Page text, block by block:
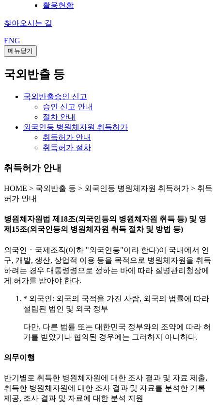
활용현황
찾아오시는 길
ENG
메뉴닫기
국외반출 등
국외반출승인 신고
승인 신고 안내
절차 안내
외국인등 병원체자원 취득허가
취득허가 안내
취득허가 절차
취득허가 안내
HOME > 국외반출 등 > 외국인등 병원체자원 취득허가 > 취득
허가 안내
병원체자원법 제18조(외국인등의 병원체자원 취득 등) 및 영
제15조(외국인등의 병원체자원 취득 절차 및 방법 등)
외국인ㆍ국제조직(이하 "외국인등"이라 한다)이 국내에서 연
구, 개발, 생산, 상업적 이용 등을 목적으로 병원체자원을 취득
하려는 경우 대통령령으로 정하는 바에 따라 질병관리청장에
게 허가를 받아야 한다.
* 외국인: 외국의 국적을 가진 사람, 외국의 법률에 따라
설립된 법인 및 외국 정부
다만, 다른 법률 또는 대한민국 정부와의 조약에 따라 허
가를 받았거나 협의된 경우에는 그러하지 아니하다.
의무이행
반기별로 취득한 병원체자원에 대한 조사 결과 및 자료 제출,
취득한 병원체자원에 대한 조사 결과 및 자료를 분석한 기록
제공, 조사 결과 및 자료에 대한 분석 지원